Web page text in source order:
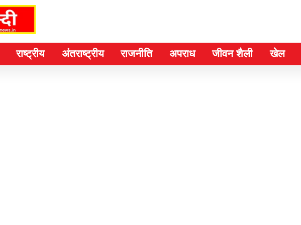
राष्ट्रीय अंतराष्ट्रीय राजनीति अपराध जीवन शैली खेल